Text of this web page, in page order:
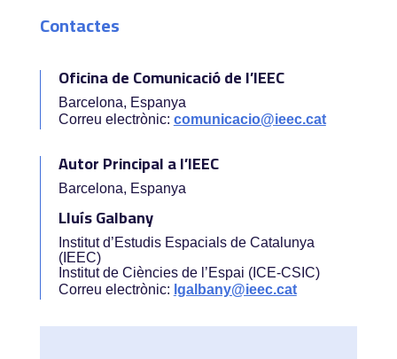
Contactes
Oficina de Comunicació de l’IEEC
Barcelona, Espanya
Correu electrònic: comunicacio@ieec.cat
Autor Principal a l’IEEC
Barcelona, Espanya
Lluís Galbany
Institut d’Estudis Espacials de Catalunya
(IEEC)
Institut de Ciències de l’Espai (ICE-CSIC)
Correu electrònic: lgalbany@ieec.cat